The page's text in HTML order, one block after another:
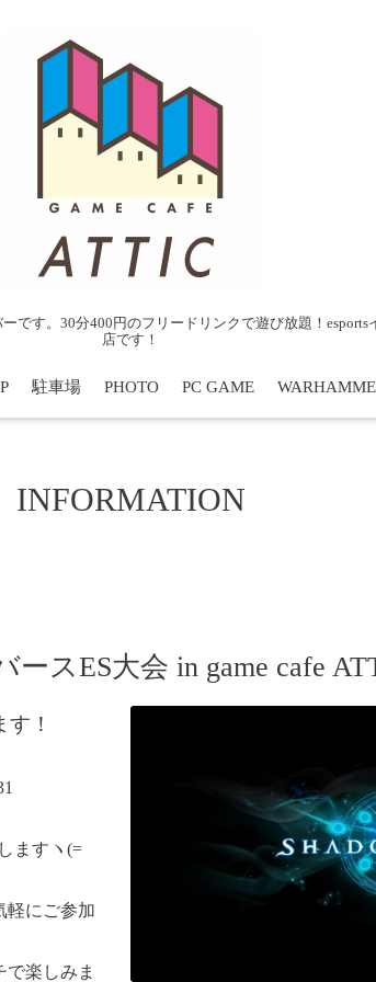
です。30分400円のフリードリンクで遊び放題！
店です！
駐車場 PHOTO PC GAME
INFORMATION
ースES大会 in game cafe
！
ますヽ(=
軽にご参加
楽しみま